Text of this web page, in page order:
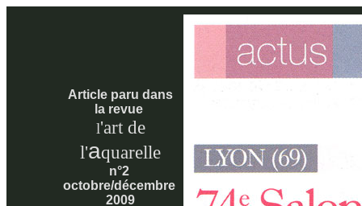
Article paru dans
la revue
l'art de
l'aquarelle
n°2
octobre/décembre
2009